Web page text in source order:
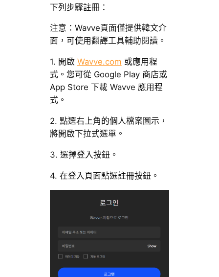
下列步驟註冊：
注意：Wavve頁面僅提供韓文介
面，可使用翻譯工具輔助閱讀。
1. 開啟 Wavve.com 或應用程
式。您可從 Google Play 商店或
App Store 下載 Wavve 應用程
式。
2. 點選右上角的個人檔案圖示，
將開啟下拉式選單。
3. 選擇登入按鈕。
4. 在登入頁面點選註冊按鈕。